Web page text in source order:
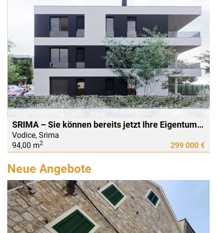
SRIMA – Sie können bereits jetzt Ihre Eigentumswohnung nur 300 m vom Meer entfernt reservieren! Bezugsfertig im Jahr 2026
Vodice, Srima
94,00 m2 299 000 €
Neue Angebote